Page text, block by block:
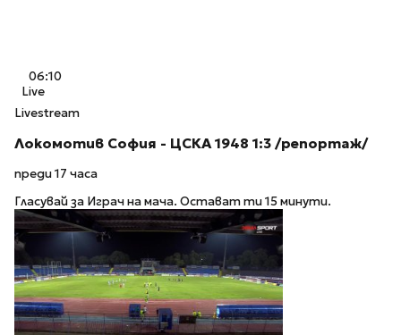
06:10
Live
Livestream
Локомотив София - ЦСКА 1948 1:3 /репортаж/
преди 17 часа
Гласувай за Играч на мача. Остават ти 15 минути.